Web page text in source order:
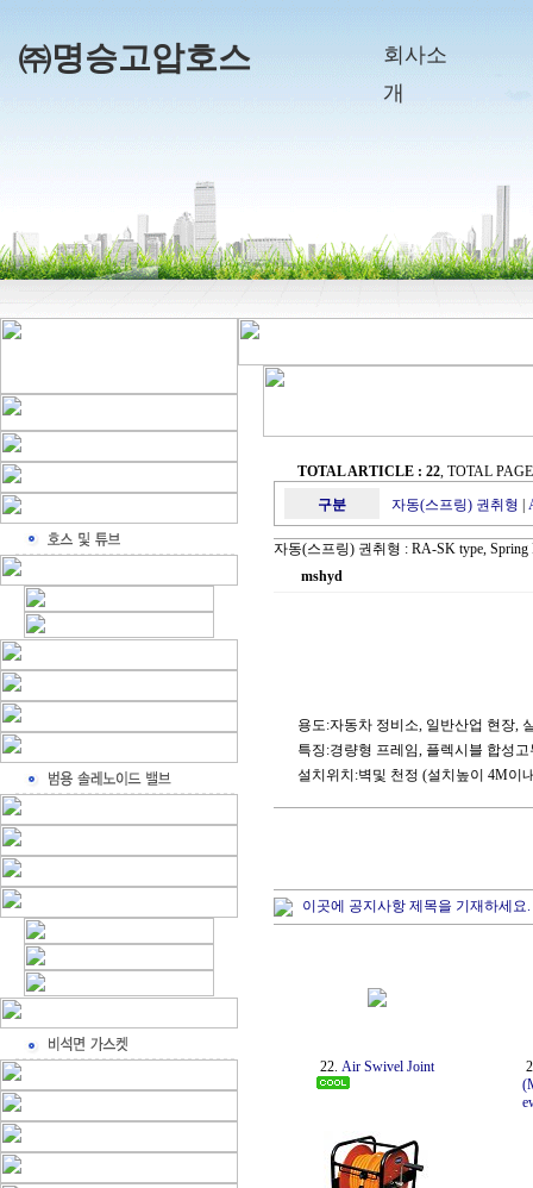
㈜명승고압호스
회사소
개
TOTAL ARTICLE : 22, TOTAL
구분
자동(스프링) 권취형
자동(스프링) 권취형 : RA-SK type, Spring
mshyd
용도:자동차 정비소, 일반산업 현장,
특징:경량형 프레임, 플렉시블 합성고
설치위치:벽및 천정 (설치높이 4M이
이곳에 공지사항 제목을 기재하세요.
22. Air Swivel Joint